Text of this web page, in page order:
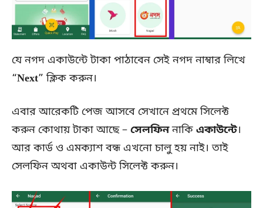
যে নগদ একাউন্টে টাকা পাঠাবেন সেই নগদ নাম্বার লিখে
“Next” ক্লিক করুন।
এবার আরেকটি পেজ আসবে সেখানে প্রথমে সিলেক্ট
করুন কোথায় টাকা আছে – সেলফিননাকি একাউন্টে।
আর কার্ড ও এমক্যাশ বন্ধ এখনো চালু হয় নাই। তাই
সেলফিন অথবা একাউন্ট সিলেক্ট করুন।